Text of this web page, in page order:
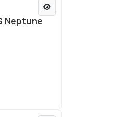
Neptune